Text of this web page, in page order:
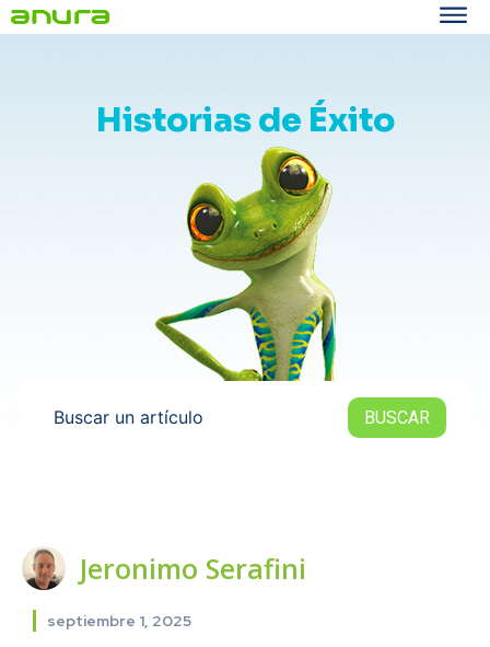
Historias de Éxito
Buscar un artículo BUSCAR
Jeronimo Serafini
septiembre 1, 2025